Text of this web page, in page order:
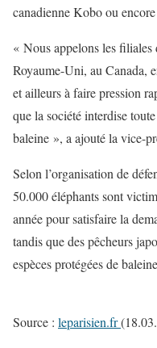
canadienne Kobo ou
« Nous appelons les
Royaume-Uni, au Canada,
et ailleurs à faire pression
que la société interdise
baleine », a ajouté la vice-
Selon l’organisation de
50.000 éléphants sont
année pour satisfaire la
tandis que des pêcheurs
espèces protégées de
Source : leparisien.fr